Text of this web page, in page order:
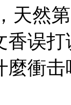
天然
香误
麼衝